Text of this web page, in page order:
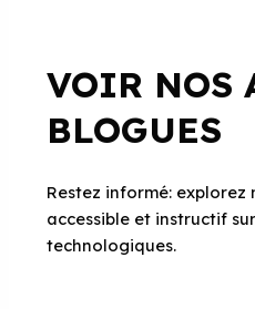
VOIR NOS
BLOGUES
Restez informé: explorez
accessible et instructif
technologiques.